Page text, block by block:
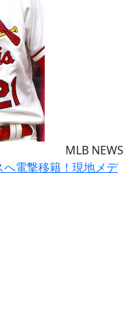
MLB NEWS
電撃移籍！現地メデ